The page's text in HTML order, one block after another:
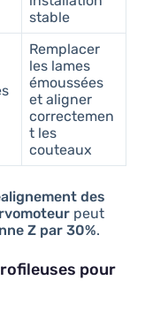
stable
Remplacer
les lames
émoussées
et aligner
correctemen
t les
couteaux
des
peut
Z par 30%.
pour